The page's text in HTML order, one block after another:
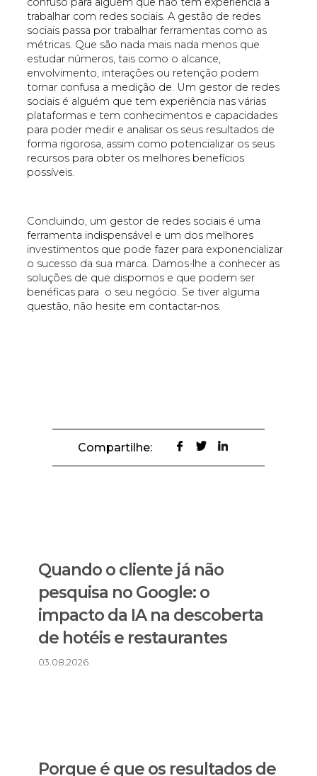
trabalhar com redes sociais. A gestão de redes
sociais passa por trabalhar ferramentas como as
métricas. Que são nada mais nada menos que
estudar números, tais como o alcance,
envolvimento, interações ou retenção podem
tornar confusa a medição de. Um gestor de redes
sociais é alguém que tem experiência nas várias
plataformas e tem conhecimentos e capacidades
para poder medir e analisar os seus resultados de
forma rigorosa, assim como potencializar os seus
recursos para obter os melhores benefícios
possíveis.
Concluindo, um gestor de redes sociais é uma
ferramenta indispensável e um dos melhores
investimentos que pode fazer para exponencializar
o sucesso da sua marca. Damos-lhe a conhecer as
soluções de que dispomos e que podem ser
benéficas para o seu negócio. Se tiver alguma
questão, não hesite em contactar-nos.
Compartilhe:
Quando o cliente já não
pesquisa no Google: o
impacto da IA na descoberta
de hotéis e restaurantes
03.08.2026
Porque é que os resultados de